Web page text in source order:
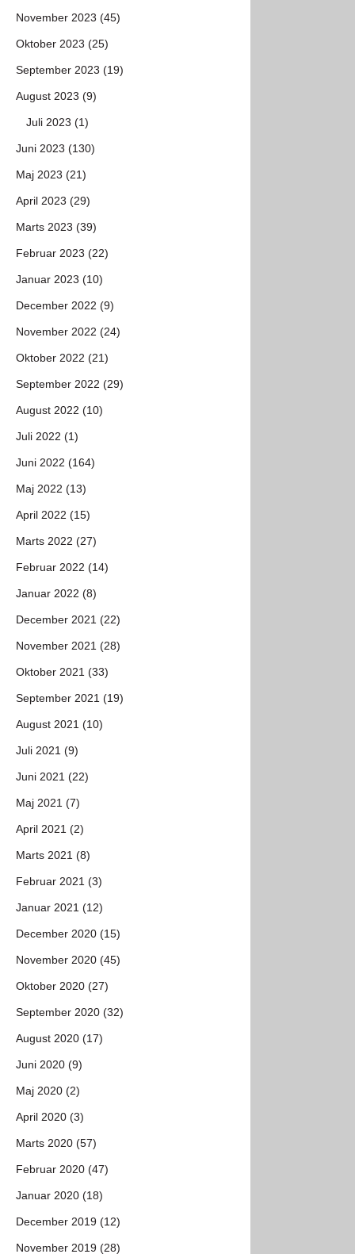
November 2023 (45)
Oktober 2023 (25)
September 2023 (19)
August 2023 (9)
Juli 2023 (1)
Juni 2023 (130)
Maj 2023 (21)
April 2023 (29)
Marts 2023 (39)
Februar 2023 (22)
Januar 2023 (10)
December 2022 (9)
November 2022 (24)
Oktober 2022 (21)
September 2022 (29)
August 2022 (10)
Juli 2022 (1)
Juni 2022 (164)
Maj 2022 (13)
April 2022 (15)
Marts 2022 (27)
Februar 2022 (14)
Januar 2022 (8)
December 2021 (22)
November 2021 (28)
Oktober 2021 (33)
September 2021 (19)
August 2021 (10)
Juli 2021 (9)
Juni 2021 (22)
Maj 2021 (7)
April 2021 (2)
Marts 2021 (8)
Februar 2021 (3)
Januar 2021 (12)
December 2020 (15)
November 2020 (45)
Oktober 2020 (27)
September 2020 (32)
August 2020 (17)
Juni 2020 (9)
Maj 2020 (2)
April 2020 (3)
Marts 2020 (57)
Februar 2020 (47)
Januar 2020 (18)
December 2019 (12)
November 2019 (28)